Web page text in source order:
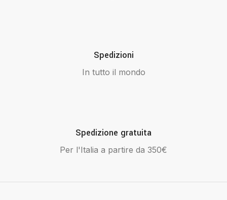
Spedizioni
In tutto il mondo
Spedizione gratuita
Per l'Italia a partire da 350€